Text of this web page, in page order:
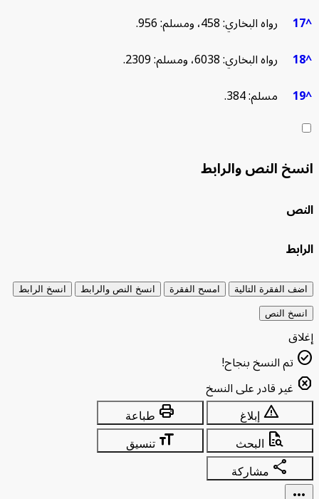
رواه البخاري: 458، ومسلم: 956.
رواه البخاري: 6038، ومسلم: 2309.
مسلم: 384.
النص والرابط
الفقرة التالية امسح الفقرة انسخ النص والرابط انسخ الرابط
النص
تم النسخ بنجاح!
غير قادر على النسخ
إبلاغ طباعة
البحث تنسيق
مشاركة